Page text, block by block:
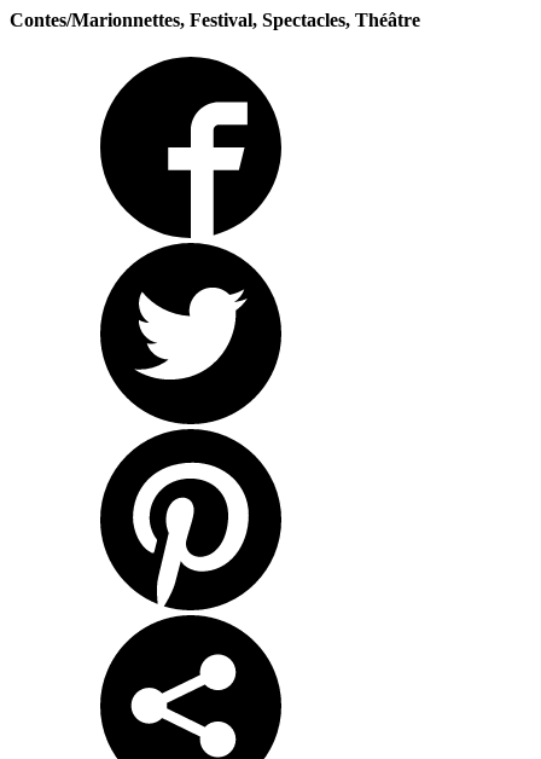
Contes/Marionnettes, Festival, Spectacles, Théâtre